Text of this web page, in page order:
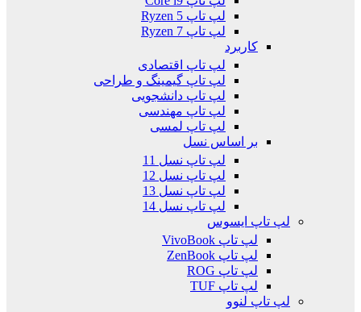
لپ تاپ Ryzen 5
لپ تاپ Ryzen 7
کاربرد
لپ تاپ اقتصادی
لپ تاپ گیمینگ و طراحی
لپ تاپ دانشجویی
لپ تاپ مهندسی
لپ تاپ لمسی
بر اساس نسل
لپ تاپ نسل 11
لپ تاپ نسل 12
لپ تاپ نسل 13
لپ تاپ نسل 14
لپ تاپ ایسوس
لپ تاپ VivoBook
لپ تاپ ZenBook
لپ تاپ ROG
لپ تاپ TUF
لپ تاپ لنوو